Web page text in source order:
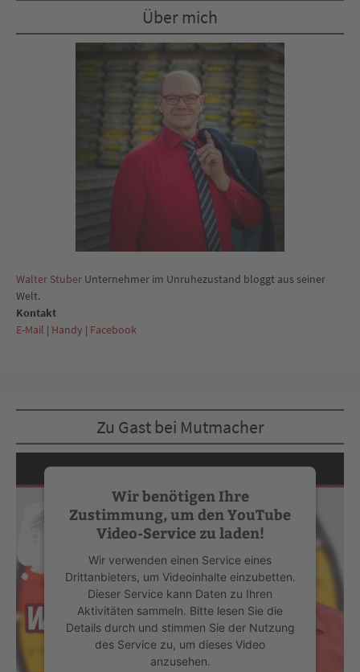
Über mich
Walter Stuber Unternehmer im Unruhezustand bloggt aus seiner
Welt.
Kontakt
E-Mail | Handy | Facebook
Zu Gast bei Mutmacher
Wir benötigen Ihre
Zustimmung, um den YouTube
Video-Service zu laden!
Wir verwenden einen Service eines
Drittanbieters, um Videoinhalte einzubetten.
Dieser Service kann Daten zu Ihren
Aktivitäten sammeln. Bitte lesen Sie die
Details durch und stimmen Sie der Nutzung
des Service zu, um dieses Video
anzusehen.